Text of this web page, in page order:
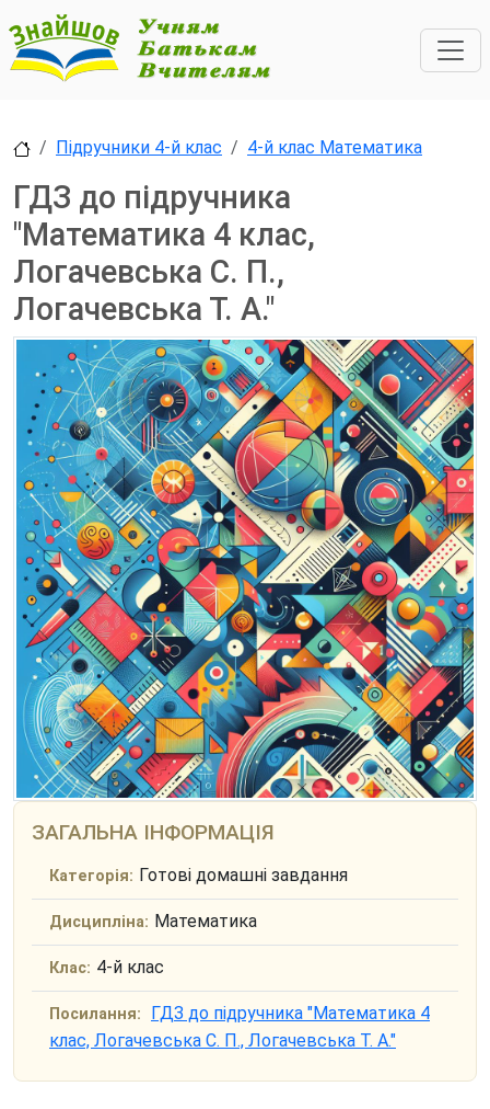
Підручники 4-й клас 4-й клас Математика
ГДЗ до підручника
"Математика 4 клас,
Логачевська С. П.,
Логачевська Т. А."
ЗАГАЛЬНА ІНФОРМАЦІЯ
Категорія: Готові домашні завдання
Дисципліна: Математика
Клас: 4-й клас
Посилання:
ГДЗ до підручника "Математика 4
клас, Логачевська С. П., Логачевська Т. А."